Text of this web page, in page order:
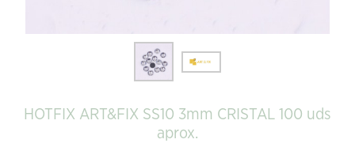
HOTFIX ART&FIX SS10 3mm CRISTAL 100 uds
aprox.